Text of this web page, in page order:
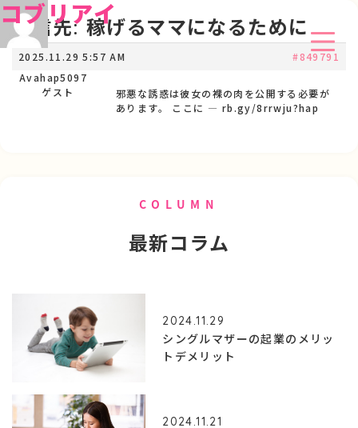
コブリアイ
返信先: 稼げるママになるために
2025.11.29 5:57 AM
#849791
Avahap5097
ゲスト
邪悪な誘惑は彼女の裸の肉を公開する必要が
あります。 ここに — rb.gy/8rrwju?hap
COLUMN
最新コラム
2024.11.29
シングルマザーの起業のメリッ
トデメリット
2024.11.21